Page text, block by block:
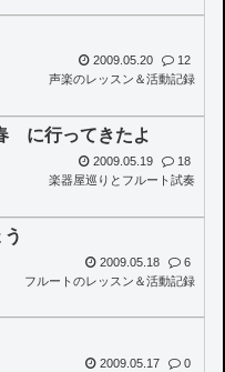
2009.05.20
12
声楽のレッスン＆活動記録
に行ってきたよ
2009.05.19
18
楽器屋巡りとフルート試奏
2009.05.18
6
フルートのレッスン＆活動記録
2009.05.17
0